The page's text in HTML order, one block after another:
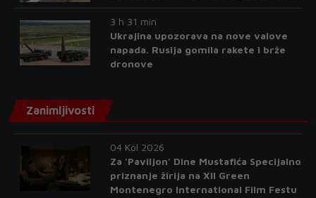
3 h 31 min
Ukrajina upozorava na nove valove
napada. Rusija gomila rakete i brže
dronove
Zanimljivosti
04 Kol 2026
Za 'Paviljon' Dine Mustafića Specijalno
priznanje žirija na XII Green
Montenegro International Film Festu